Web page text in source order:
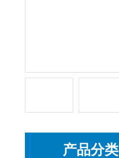
产品分类